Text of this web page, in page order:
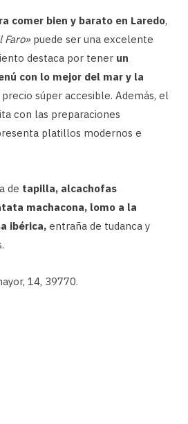
comer bien y barato en Laredo,
Faro»puede ser una excelente
destaca por tener un
con lo mejor del mar y la
precio súper accesible. Además, el
con las preparaciones
platillos modernos e
de tapilla, alcachofas
machacona, lomo a la
ibérica, entraña de tudanca y
14, 39770.